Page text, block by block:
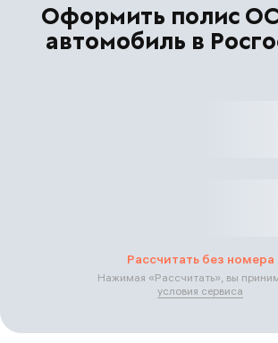
Оформить полис
автомобиль в
Рассчитать без номера
Нажимая «Рассчитать», вы
условия сервиса